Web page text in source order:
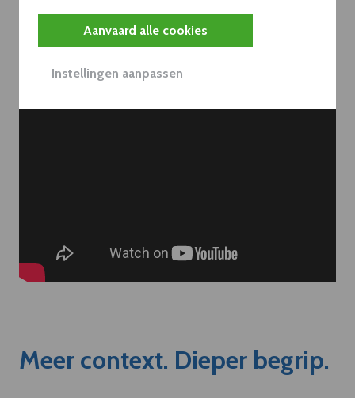
Aanvaard alle cookies
Instellingen aanpassen
Meer context. Dieper begrip.